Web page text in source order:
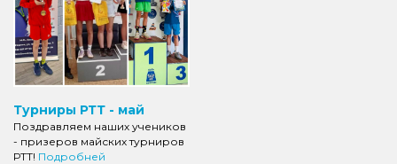
Турниры РТТ - май
Поздравляем наших учеников
- призеров майских турниров
РТТ! Подробней